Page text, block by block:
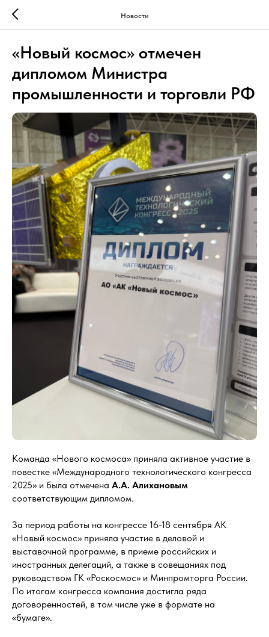
Новости
«Новый космос» отмечен
дипломом Министра
промышленности и торговли РФ
Команда «Нового космоса» приняла активное участие в
повестке «Международного технологического конгресса
2025» и была отмечена А.А. Алихановым
соответствующим дипломом.
За период работы на конгрессе 16-18 сентября АК
«Новый космос» приняла участие в деловой и
выставочной программе, в приеме российских и
иностранных делегаций, а также в совещаниях под
руководством ГК «Роскосмос» и Минпромторга России.
По итогам конгресса компания достигла ряда
договоренностей, в том числе уже в формате на
«бумаге».